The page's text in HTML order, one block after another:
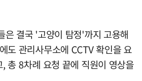
은 결국 '고양이 탐정'까지 고용해
도 관리사무소에 CCTV 확인을 요
총 8차례 요청 끝에 직원이 영상을